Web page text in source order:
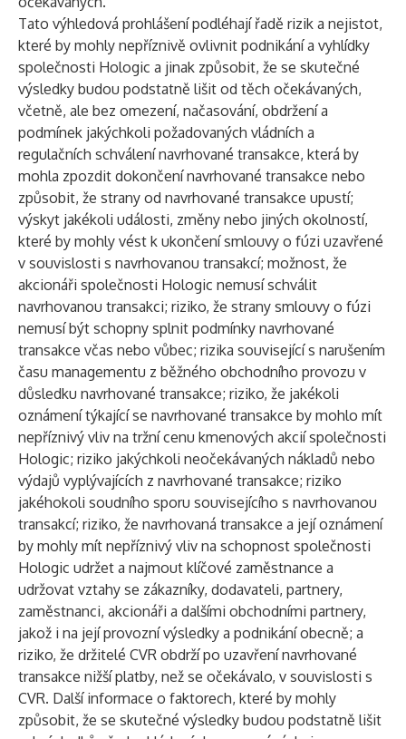
Tato výhledová prohlášení podléhají řadě rizik a nejistot,
které by mohly nepříznivě ovlivnit podnikání a vyhlídky
společnosti Hologic a jinak způsobit, že se skutečné
výsledky budou podstatně lišit od těch očekávaných,
včetně, ale bez omezení, načasování, obdržení a
podmínek jakýchkoli požadovaných vládních a
regulačních schválení navrhované transakce, která by
mohla zpozdit dokončení navrhované transakce nebo
způsobit, že strany od navrhované transakce upustí;
výskyt jakékoli události, změny nebo jiných okolností,
které by mohly vést k ukončení smlouvy o fúzi uzavřené
v souvislosti s navrhovanou transakcí; možnost, že
akcionáři společnosti Hologic nemusí schválit
navrhovanou transakci; riziko, že strany smlouvy o fúzi
nemusí být schopny splnit podmínky navrhované
transakce včas nebo vůbec; rizika související s narušením
času managementu z běžného obchodního provozu v
důsledku navrhované transakce; riziko, že jakékoli
oznámení týkající se navrhované transakce by mohlo mít
nepříznivý vliv na tržní cenu kmenových akcií společnosti
Hologic; riziko jakýchkoli neočekávaných nákladů nebo
výdajů vyplývajících z navrhované transakce; riziko
jakéhokoli soudního sporu souvisejícího s navrhovanou
transakcí; riziko, že navrhovaná transakce a její oznámení
by mohly mít nepříznivý vliv na schopnost společnosti
Hologic udržet a najmout klíčové zaměstnance a
udržovat vztahy se zákazníky, dodavateli, partnery,
zaměstnanci, akcionáři a dalšími obchodními partnery,
jakož i na její provozní výsledky a podnikání obecně; a
riziko, že držitelé CVR obdrží po uzavření navrhované
transakce nižší platby, než se očekávalo, v souvislosti s
CVR. Další informace o faktorech, které by mohly
způsobit, že se skutečné výsledky budou podstatně lišit